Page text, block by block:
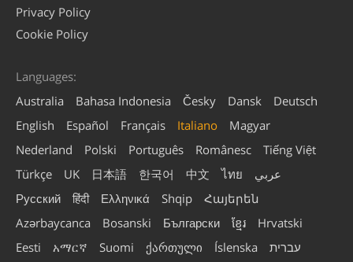
Privacy Policy
Cookie Policy
Languages:
Australia
Bahasa Indonesia Česky Dansk
Deutsch
English
Español Français Italiano
Magyar
Nederland
Polski Português Românesc
Tiếng Việt
Türkçe
UK 日本語 한국어 中文 ไทย
عربي
Русский
हिंदी Ελληνικά Shqip
Հայերեն
Azərbaycanca
Bosanski Български ខ្មែរ
Hrvatski
Eesti
አማርኛ Suomi ქართული Íslenska עברית